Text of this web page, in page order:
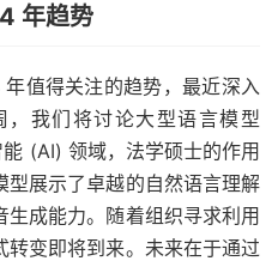
年趋势
值得关注的趋势，最近深入
，我们将讨论大型语言模型
(AI) 领域，法学硕士的作用
型展示了卓越的自然语言理解
成能力。随着组织寻求利用
转变即将到来。未来在于通过